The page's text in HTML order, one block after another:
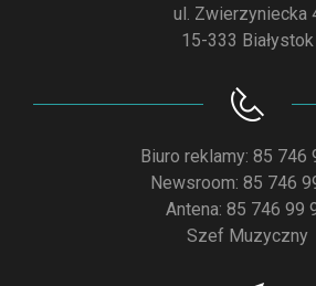
ul. Zwierzyniecka
15-333 Białystok
Biuro reklamy: 85 746
Newsroom: 85 746
Antena: 85 746 99
Szef Muzyczny